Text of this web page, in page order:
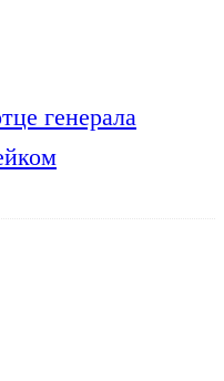
генерала